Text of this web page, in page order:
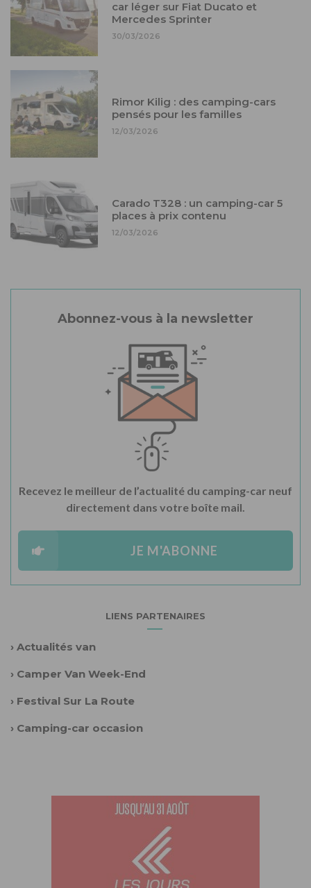
car léger sur Fiat Ducato et
Mercedes Sprinter
30/03/2026
Rimor Kilig : des camping-cars
pensés pour les familles
12/03/2026
Carado T328 : un camping-car 5
places à prix contenu
12/03/2026
Abonnez-vous à la newsletter
Recevez le meilleur de l’actualité du camping-car neuf
directement dans votre boîte mail.
JE M'ABONNE
LIENS PARTENAIRES
› Actualités van
› Camper Van Week-End
› Festival Sur La Route
› Camping-car occasion